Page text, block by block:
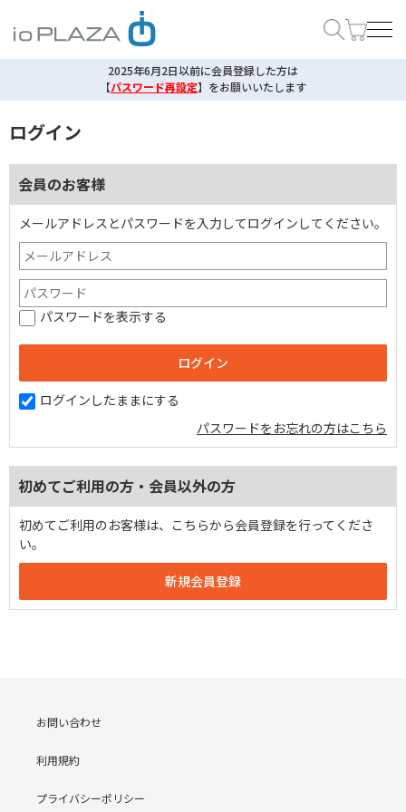
2025年6月2日以前に会員登録した方は
【パスワード再設定】 をお願いいたします
ログイン
会員のお客様
メールアドレスとパスワードを入力してログインしてください。
パスワードを表示する
ログインしたままにする
パスワードをお忘れの方はこちら
初めてご利用の方・会員以外の方
初めてご利用のお客様は、こちらから会員登録を行ってくださ
い。
お問い合わせ
利用規約
プライバシーポリシー